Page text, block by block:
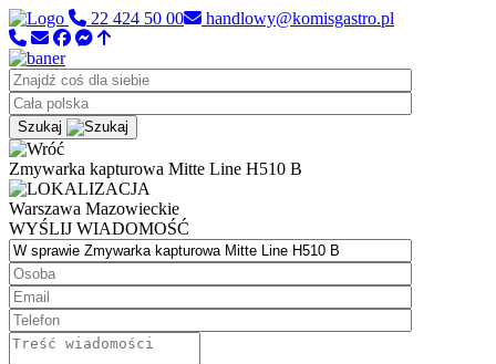
22 424 50 00 handlowy@komisgastro.pl
Szukaj
Zmywarka kapturowa Mitte Line H510 B
Warszawa Mazowieckie
WYŚLIJ WIADOMOŚĆ